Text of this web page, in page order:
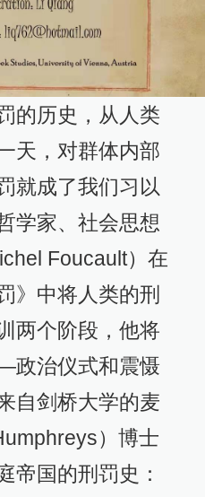
的历史，从人类
天，对群体内部
就成了我们习以
学家、社会思想
Foucault）在
》中将人类的刑
两个阶段，他将
政治仪式和震慑
自剑桥大学的麦
）博士
帝国的刑罚史：